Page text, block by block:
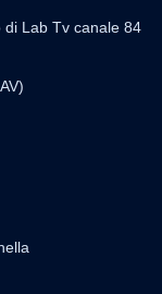
di Lab Tv canale 84